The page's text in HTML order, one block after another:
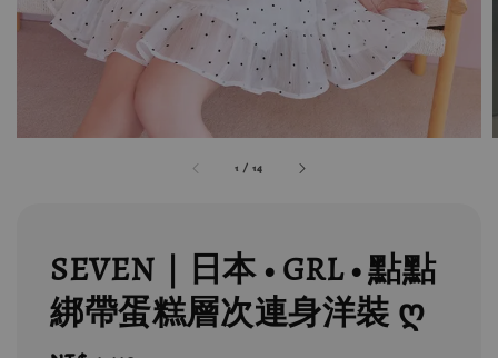
1 /14
SEVEN｜日本 • GRL • 點點
綁帶蛋糕層次連身洋裝 ღ